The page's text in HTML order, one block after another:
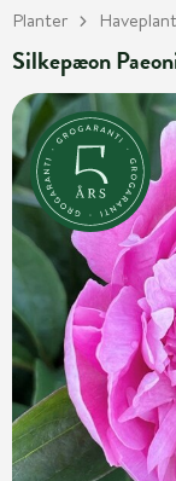
Planter
Silkepæon